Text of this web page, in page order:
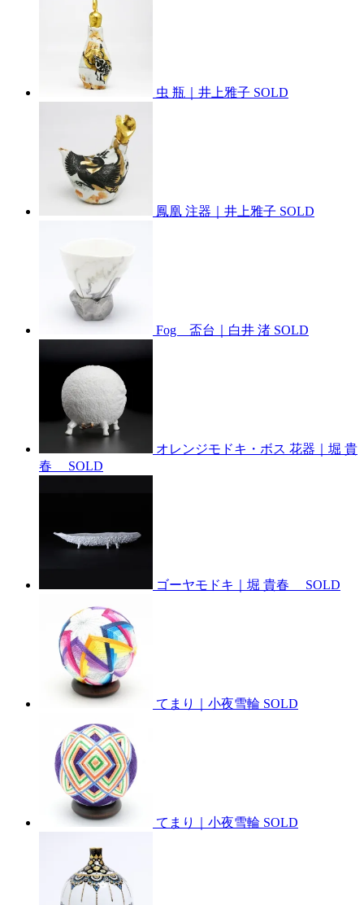
虫 瓶｜井上雅子 SOLD
鳳凰 注器｜井上雅子 SOLD
Fog 盃台｜白井 渚 SOLD
オレンジモドキ・ボス 花器｜堀 貴
春
SOLD
ゴーヤモドキ｜堀 貴春 SOLD
てまり｜小夜雪輪 SOLD
てまり｜小夜雪輪 SOLD